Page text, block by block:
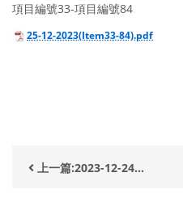
項目編號33-項目編號84
25-12-2023(Item33-84).pdf
上一篇:2023-12-24...